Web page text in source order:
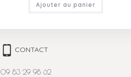
Ajouter au panier
CONTACT
09 83 29 98 62